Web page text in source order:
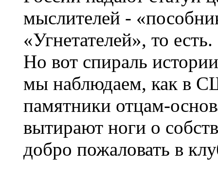
мыслителей -
«Угнетателей», то
Но вот спираль
мы наблюдаем, как в
памятники отцам-
вытирают ноги о
добро пожаловать в